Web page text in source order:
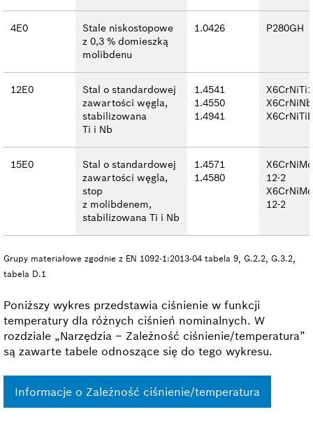
4E0
Stale niskostopowe
z 0,3 % domieszką
molibdenu
1.0426 P280GH
12E0
Stal o standardowej
zawartości węgla,
stabilizowana
Ti i Nb
1.4541
1.4550
1.4941
15E0
Stal o standardowej
zawartości węgla,
stop
z molibdenem,
stabilizowana Ti i Nb
1.4571
1.4580
12-2
12-2
Grupy materiałowe zgodnie z EN 1092-1:2013-04 tabela 9, G.2.2, G.3.2,
tabela D.1
Poniższy wykres przedstawia ciśnienie w funkcji
temperatury dla różnych ciśnień nominalnych. W
rozdziale „Narzędzia – Zależność ciśnienie/temperatura”
są zawarte tabele odnoszące się do tego wykresu.
Informacje o Zależność ciśnienie/temperatura